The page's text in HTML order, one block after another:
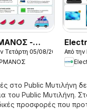
-
Τετάρτη 05/08/2026
Από
στο Public Μυτιλήνη
του Public Μυτιλήνη.
προσφορές που